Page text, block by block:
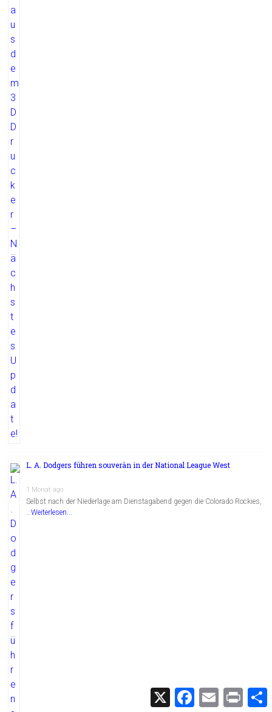
L. A. Dodgers führen souverän in der National League West
1 Monat ago
Selbst nach der Niederlage am Dienstagabend gegen die Colorado Rockies,
…Weiterlesen...
X
F
E
m
P